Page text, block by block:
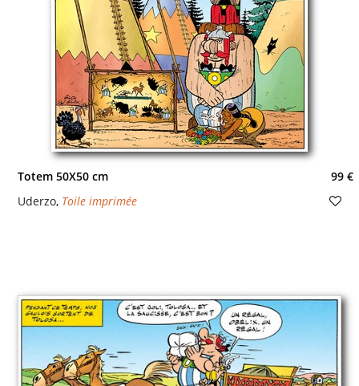
Totem 50X50 cm
99 €
Uderzo, Toile imprimée